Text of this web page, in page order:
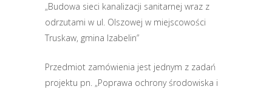
„Budowa sieci kanalizacji sanitarnej wraz z
odrzutami w ul. Olszowej w miejscowości
Truskaw, gmina Izabelin”
Przedmiot zamówienia jest jednym z zadań
projektu pn. „Poprawa ochrony środowiska i